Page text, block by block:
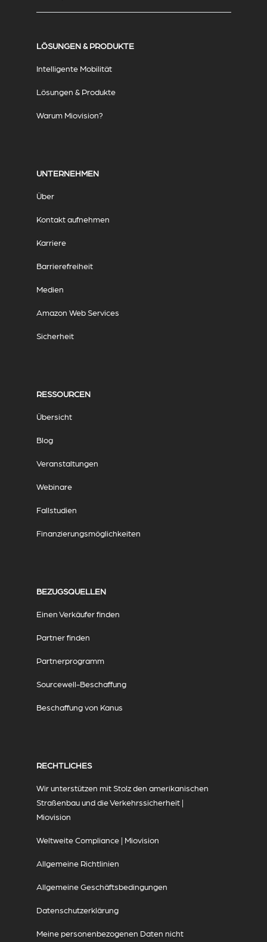
LÖSUNGEN & PRODUKTE
Intelligente Mobilität
Lösungen & Produkte
Warum Miovision?
UNTERNEHMEN
Über
Kontakt aufnehmen
Karriere
Barrierefreiheit
Medien
Amazon Web Services
Sicherheit
RESSOURCEN
Übersicht
Blog
Veranstaltungen
Webinare
Fallstudien
Finanzierungsmöglichkeiten
BEZUGSQUELLEN
Einen Verkäufer finden
Partner finden
Partnerprogramm
Sourcewell-Beschaffung
Beschaffung von Kanus
RECHTLICHES
Wir unterstützen mit Stolz den amerikanischen
Straßenbau und die Verkehrssicherheit |
Miovision
Weltweite Compliance | Miovision
Allgemeine Richtlinien
Allgemeine Geschäftsbedingungen
Datenschutzerklärung
Meine personenbezogenen Daten nicht